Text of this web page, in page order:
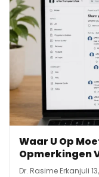
Waar U Op
Opmerkingen
Dr. Rasime Erkanjuli